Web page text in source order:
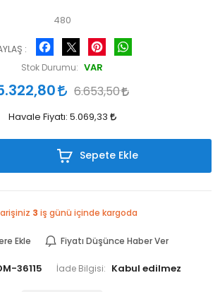
480
:
Facebook Pinterest
Stok Durumu: VAR
6.653,50
Havale Fiyatı: 5.069,33
Sepete Ekle
3 iş günü içinde kargoda
Ekle Fiyatı Düşünce Haber Ver
36115 İade Bilgisi: